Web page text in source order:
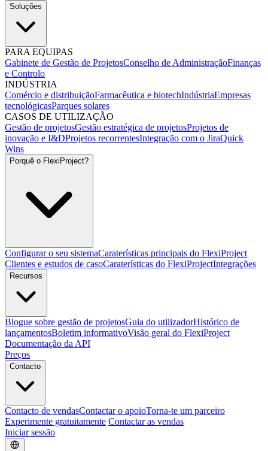
Soluções
PARA EQUIPAS
Gabinete de Gestão de ProjetosConselho de AdministraçãoFinanças
e Controlo
INDÚSTRIA
Comércio e distribuiçãoFarmacêutica e biotechIndústriaEmpresas
tecnológicasParques solares
CASOS DE UTILIZAÇÃO
Gestão de projetosGestão estratégica de projetosProjetos de
inovação e I&DProjetos recorrentesIntegração com o JiraQuick
Wins
Porquê o FlexiProject?
Configurar o seu sistemaCaraterísticas principais do FlexiProject
Clientes e estudos de casoCaraterísticas do FlexiProjectIntegrações
Recursos
Blogue sobre gestão de projetosGuia do utilizadorHistórico de
lançamentosBoletim informativoVisão geral do FlexiProject
Documentação da API
Preços
Contacto
Contacto de vendasContactar o apoioTorna-te um parceiro
Experimente gratuitamente Contactar as vendas
Iniciar sessão